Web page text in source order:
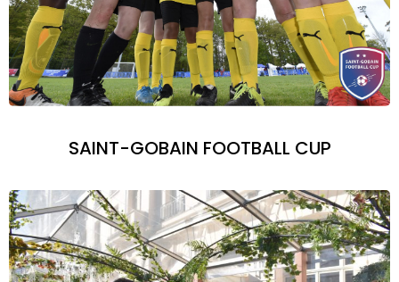
SAINT-GOBAIN FOOTBALL CUP